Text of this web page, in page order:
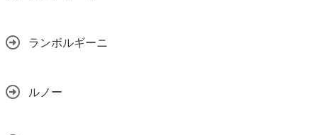
ランボルギーニ
ルノー